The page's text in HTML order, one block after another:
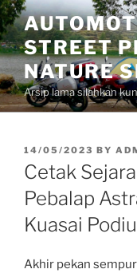
Skip
to
contentSTREET
NATURE
Arsip lama silahkan
POSTED
ON
14/05/2023 BY
Cetak
Pebalap
Kuasai
Akhir pekan